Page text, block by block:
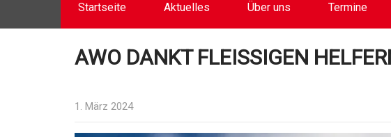
Startseite Aktuelles Über uns Termine
AWO DANKT FLEISSIGEN HELFERN
1. März 2024